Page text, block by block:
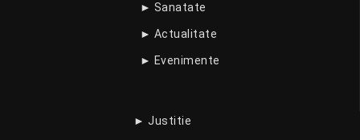
► Sanatate
► Actualitate
► Evenimente
► Justitie